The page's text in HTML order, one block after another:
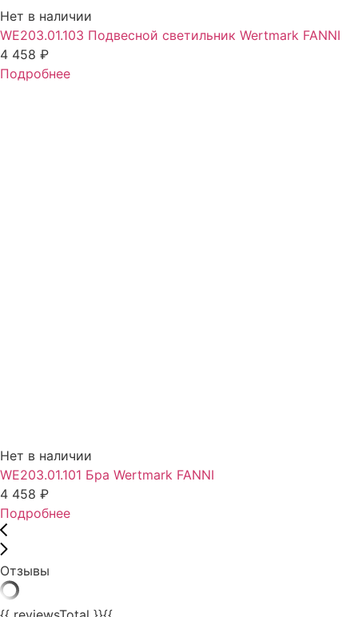
Нет в наличии
WE203.01.103 Подвесной светильник Wertmark FANNI
4 458 ₽
Подробнее
Нет в наличии
WE203.01.101 Бра Wertmark FANNI
4 458 ₽
Подробнее
Отзывы